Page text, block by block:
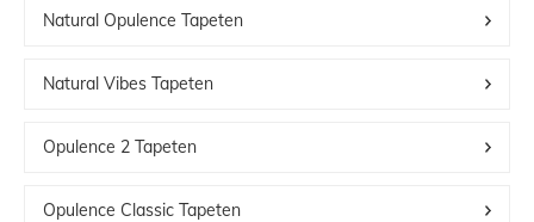
Opulence 2 Tapeten
Opulence Classic Tapeten
Natural Vibes Tapeten
Natural Opulence Tapeten